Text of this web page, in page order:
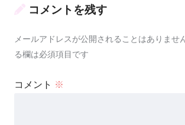
コメントを残す
メールアドレスが公開されることはありません
る欄は必須項目です
コメント ※